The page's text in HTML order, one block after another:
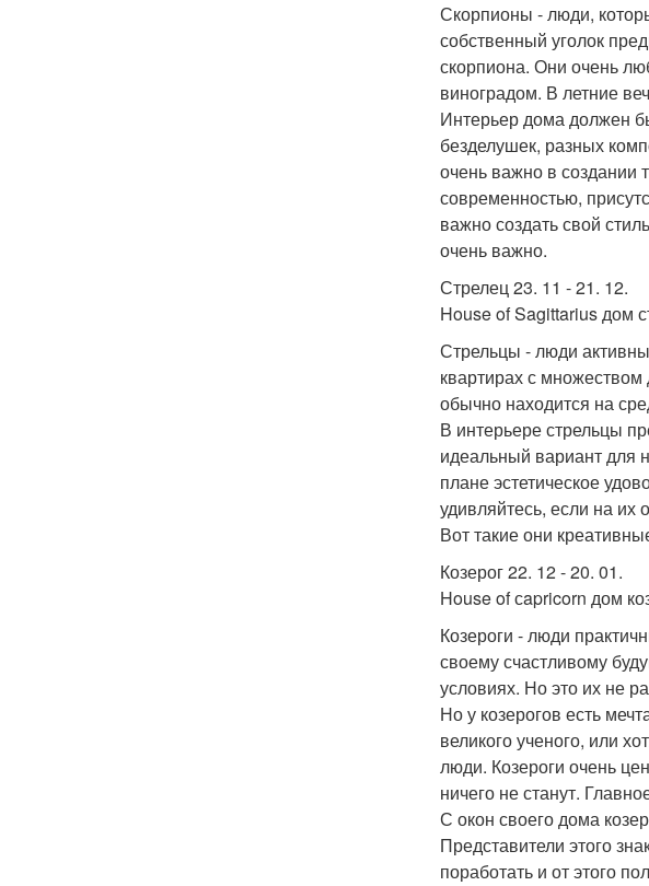
Скорпионы - люди,
собственный уголок
скорпиона. Они очень
виноградом. В летние
Интерьер дома должен
безделушек, разных
очень важно в создании
современностью,
важно создать свой
очень важно.
Стрелец 23. 11 - 21. 12.
House of Sagittarius дом
Стрельцы - люди
квартирах с
обычно находится на
В интерьере стрельцы
идеальный вариант для
плане эстетическое
удивляйтесь, если на
Вот такие они
Козерог 22. 12 - 20. 01.
House of сapricorn дом
Козероги - люди
своему счастливому
условиях. Но это их не
Но у козерогов есть
великого ученого, или
люди. Козероги очень
ничего не станут.
С окон своего дома
Представители этого
поработать и от этого